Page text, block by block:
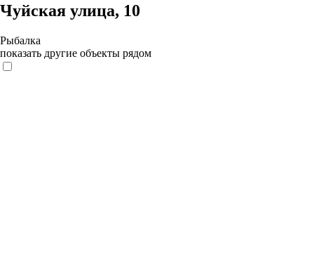
Чуйская улица, 10
Рыбалка
показать другие объекты рядом